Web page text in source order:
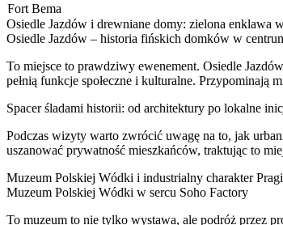
Fort Bema
Osiedle Jazdów i drewniane domy: zielona enklawa
Osiedle Jazdów – historia fińskich domków w
To miejsce to prawdziwy ewenement. Osiedle
pełnią funkcje społeczne i kulturalne. Przypominają
Spacer śladami historii: od architektury po lokalne
Podczas wizyty warto zwrócić uwagę na to, jak
uszanować prywatność mieszkańców, traktując to
Muzeum Polskiej Wódki i industrialny charakter Pragi
Muzeum Polskiej Wódki w sercu Soho Factory
To muzeum to nie tylko wystawa, ale podróż przez